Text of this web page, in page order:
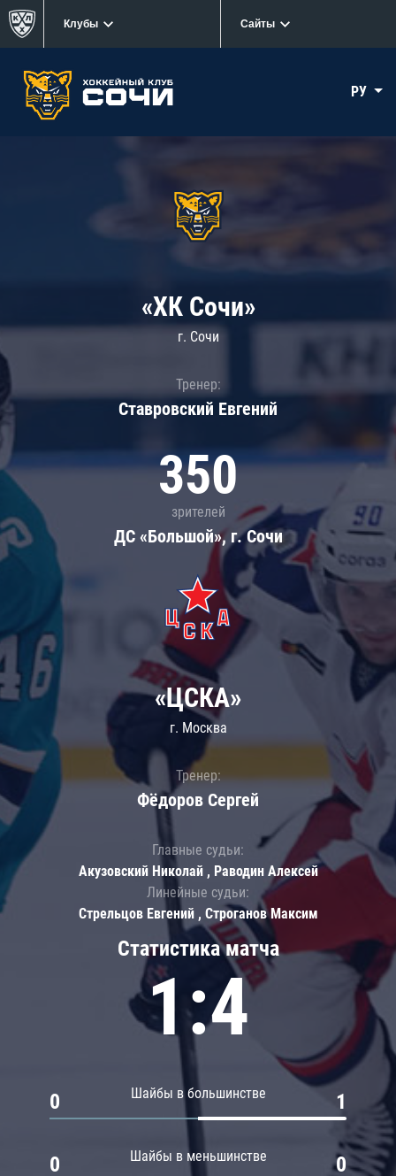
Клубы Сайты
РУ
«ХК Сочи»
г. Сочи
Тренер:
Ставровский Евгений
350
зрителей
ДС «Большой», г. Сочи
Статистика матча
1:4
Шайбы в большинстве
0 1
Шайбы в меньшинстве
0 0
«ЦСКА»
г. Москва
Тренер:
Фёдоров Сергей
Главные судьи:
Акузовский Николай , Раводин Алексей
Линейные судьи:
Стрельцов Евгений , Строганов Максим